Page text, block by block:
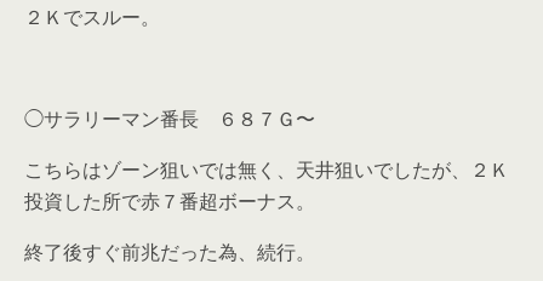
２Ｋでスルー。
◯サラリーマン番長 ６８７Ｇ〜
こちらはゾーン狙いでは無く、天井狙いでしたが、２Ｋ
投資した所で赤７番超ボーナス。
終了後すぐ前兆だった為、続行。